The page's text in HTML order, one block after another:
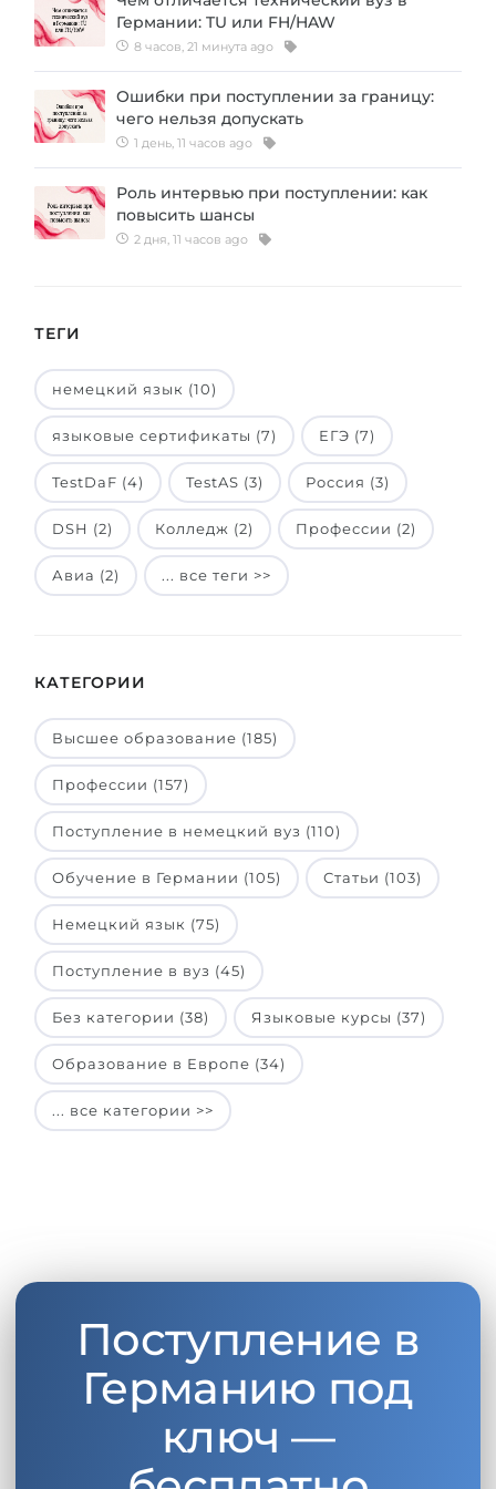
Наши студенты успешно поступают
КОНСУЛЬТАЦИЯ!
Беларусь
Другая страна
ЗАПИСАТЬСЯ НА КОНСУЛЬТАЦИЮ
Германии: TU или FH/HAW
8 часов, 21 минута ago
Ошибки при поступлении за границу:
чего нельзя допускать
1 день, 11 часов ago
Роль интервью при поступлении: как
повысить шансы
2 дня, 11 часов ago
ТЕГИ
немецкий язык (10)
языковые сертификаты (7) ЕГЭ (7)
TestDaF (4) TestAS (3) Россия (3)
DSH (2) Колледж (2) Профессии (2)
Авиа (2) ... все теги >>
КАТЕГОРИИ
Высшее образование (185)
Профессии (157)
Поступление в немецкий вуз (110)
Обучение в Германии (105) Статьи (103)
Немецкий язык (75)
Поступление в вуз (45)
Без категории (38) Языковые курсы (37)
Образование в Европе (34)
... все категории >>
Поступление в
Германию под
ключ —